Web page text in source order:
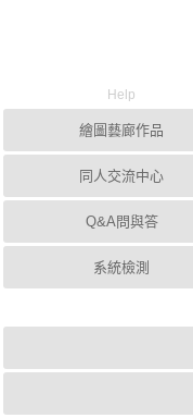
Help
繪圖藝廊作品
同人交流中心
Q&A問與答
系統檢測